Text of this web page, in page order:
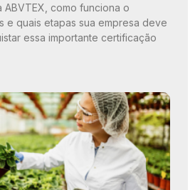
ABVTEX, como funciona o
e quais etapas sua empresa deve
essa importante certificação